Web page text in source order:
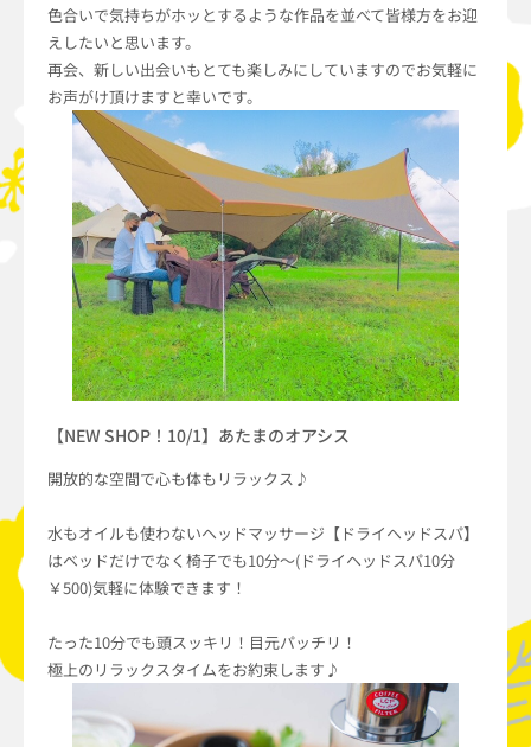
色合いで気持ちがホッとするような作品を並べて皆様方をお迎
えしたいと思います。
再会、新しい出会いもとても楽しみにしていますのでお気軽に
お声がけ頂けますと幸いです。
【NEW SHOP！10/1】あたまのオアシス
開放的な空間で心も体もリラックス♪
水もオイルも使わないヘッドマッサージ【ドライヘッドスパ】
はベッドだけでなく椅子でも10分〜(ドライヘッドスパ10分
￥500)気軽に体験できます！
たった10分でも頭スッキリ！目元パッチリ！
極上のリラックスタイムをお約束します♪